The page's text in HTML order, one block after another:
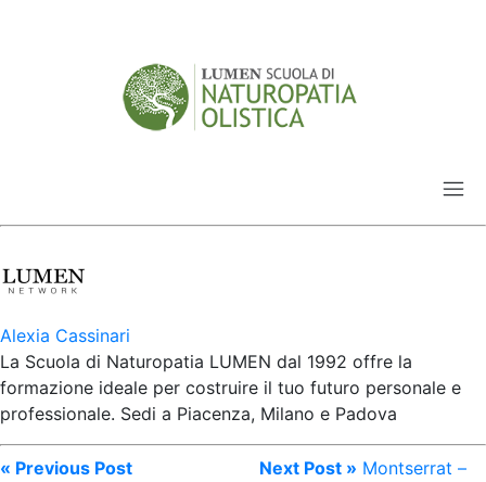
Alexia Cassinari
La Scuola di Naturopatia LUMEN dal 1992 offre la
formazione ideale per costruire il tuo futuro personale e
professionale. Sedi a Piacenza, Milano e Padova
« Previous Post
Next Post » Montserrat –